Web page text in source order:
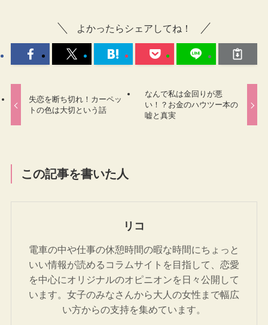
よかったらシェアしてね！
失恋を断ち切れ！カーペッ
トの色は大切という話
なんで私は金回りが悪
い！？お金のハウツー本の
嘘と真実
この記事を書いた人
リコ
電車の中や仕事の休憩時間の暇な時間にちょっと
いい情報が読めるコラムサイトを目指して、恋愛
を中心にオリジナルのオピニオンを日々公開して
います。女子のみなさんから大人の女性まで幅広
い方からの支持を集めています。